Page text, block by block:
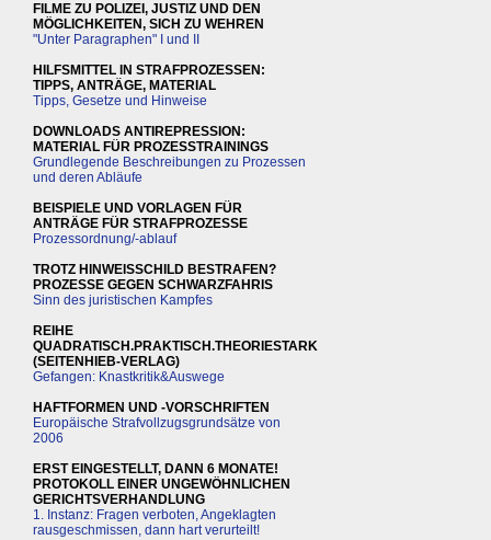
FILME ZU POLIZEI, JUSTIZ UND DEN
MÖGLICHKEITEN, SICH ZU WEHREN
"Unter Paragraphen" I und II
HILFSMITTEL IN STRAFPROZESSEN:
TIPPS, ANTRÄGE, MATERIAL
Tipps, Gesetze und Hinweise
DOWNLOADS ANTIREPRESSION:
MATERIAL FÜR PROZESSTRAININGS
Grundlegende Beschreibungen zu Prozessen
und deren Abläufe
BEISPIELE UND VORLAGEN FÜR
ANTRÄGE FÜR STRAFPROZESSE
Prozessordnung/-ablauf
TROTZ HINWEISSCHILD BESTRAFEN?
PROZESSE GEGEN SCHWARZFAHRIS
Sinn des juristischen Kampfes
REIHE
QUADRATISCH.PRAKTISCH.THEORIESTARK
(SEITENHIEB-VERLAG)
Gefangen: Knastkritik&Auswege
HAFTFORMEN UND -VORSCHRIFTEN
Europäische Strafvollzugsgrundsätze von
2006
ERST EINGESTELLT, DANN 6 MONATE!
PROTOKOLL EINER UNGEWÖHNLICHEN
GERICHTSVERHANDLUNG
1. Instanz: Fragen verboten, Angeklagten
rausgeschmissen, dann hart verurteilt!